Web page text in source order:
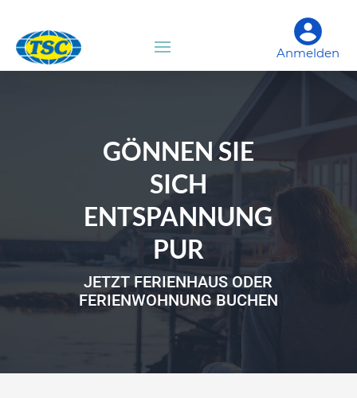
Anmelden
GÖNNEN SIE
SICH
ENTSPANNUNG
PUR
JETZT FERIENHAUS ODER
FERIENWOHNUNG BUCHEN